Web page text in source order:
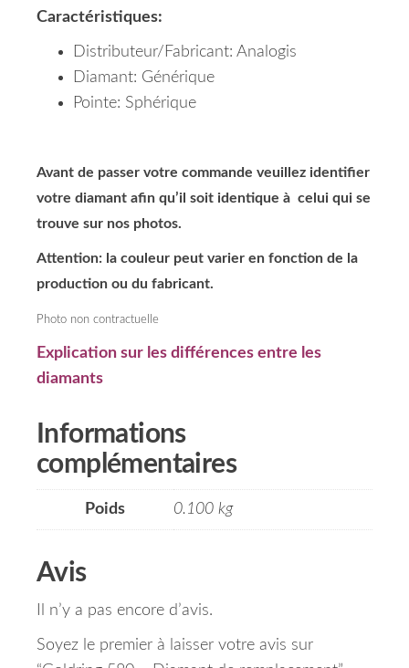
Caractéristiques:
Distributeur/Fabricant: Analogis
Diamant: Générique
Pointe: Sphérique
Avant de passer votre commande veuillez identifier
votre diamant afin qu’il soit identique à celui qui se
trouve sur nos photos.
Attention: la couleur peut varier en fonction de la
production ou du fabricant.
Photo non contractuelle
Explication sur les différences entre les
diamants
Informations
complémentaires
Poids 0.100 kg
Avis
Il n’y a pas encore d’avis.
Soyez le premier à laisser votre avis sur